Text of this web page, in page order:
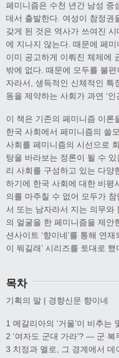
페미니즘은 수천 년간 남성 중
데서 출발한다. 여성이 참정권
갖게 된 것은 역사가 쓰여진
에 지나지 않는다. 때문에 페
이미 공고하게 이뤄진 체제에
밖에 없다. 때문에 모두를 불
자라서, 생득적인 신체적인 특
동을 제약하는 사회가 과연 ‘
이 책은 기존의 페미니즘 이론
한국 사회에서 페미니즘의 쓸
사회를 페미니즘의 시선으로
탕을 바라보는 정론이 될 수
리 사회를 구성하고 있는 다양
하기에 한국 사회에 대한 비평
의를 마주칠 수 없어 모두가
서 또는 남자라서 지는 의무와
의 얼굴을 한 페미니즘을 제안
션사이트 ‘향이네’를 통해 연
이 뭐길래’ 시리즈를 토대로 했
목차
기획의 말 | 경향신문 향이네
1 메갈리아의 ‘거울’이 비추는
2 ‘여자도 군대 가라’? — 군
3 치정과 멜로, 그 경계에서